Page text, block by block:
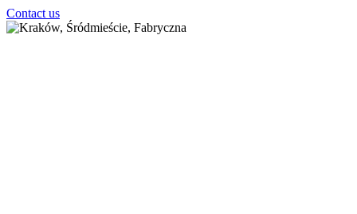
Contact us